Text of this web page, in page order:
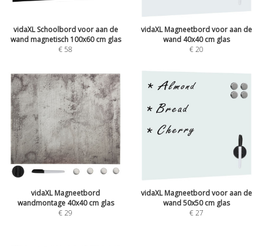
vidaXL Schoolbord voor aan de
wand magnetisch 100x60 cm glas
€58
vidaXL Magneetbord voor aan de
wand 40x40 cm glas
€20
vidaXL Magneetbord
wandmontage 40x40 cm glas
€29
vidaXL Magneetbord voor aan de
wand 50x50 cm glas
€27